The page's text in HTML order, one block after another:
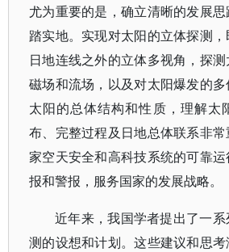
尤为重要的是，确立清晰的发展
踏实地。实现对太阳的立体探测
日地连线之外的立体多视角，探
磁场和流场，以及对太阳爆发的
太阳的总体结构和性质，理解太
布、完整过程及日地总体联系非
家空天安全和高科技系统的可靠
报和警报，服务国家的发展战略。
近年来，我国学者提出了一
测的设想和计划。这些建议和思